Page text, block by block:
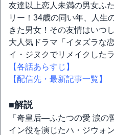
友達以上恋人未満の男女ふ
リー！34歳の同い年、人生
きた男女！その友情はい
大人気ドラマ「イタズラな
イ・ジヌクでリメイクした
【各話あらすじ】
【配信先・最新記事一覧】
■解説
「奇皇后―ふたつの愛 涙
イン役を演じたハ・ジウォ